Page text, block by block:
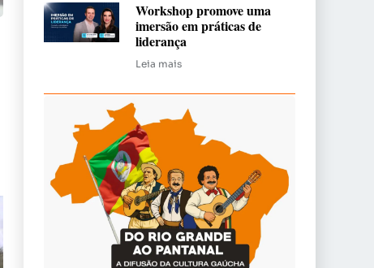
Workshop promove uma
imersão em práticas de
liderança
Leia mais